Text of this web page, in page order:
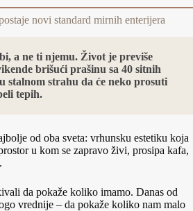
novi standard mirnih enterijera
a ne ti njemu. Život je previše
brišući prašinu sa 40 sitnih
stalnom strahu da će neko prosuti
tepih.
od oba sveta: vrhunsku estetiku koja
u kom se zapravo živi, prosipa kafa,
da pokaže koliko imamo. Danas od
vrednije – da pokaže koliko nam malo